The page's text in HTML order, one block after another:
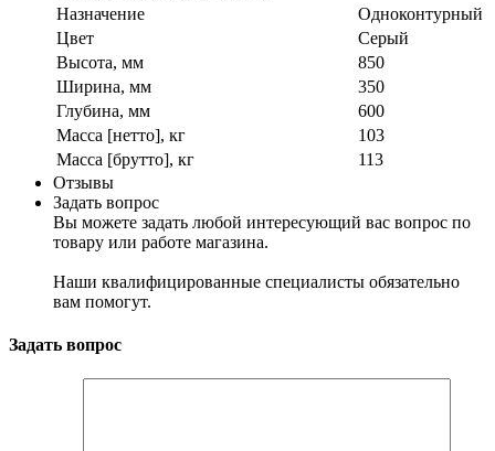
Назначение
Одноконтурный
Цвет
Серый
Высота, мм
850
Ширина, мм
350
Глубина, мм
600
Масса [нетто], кг
103
Масса [брутто], кг
113
Отзывы
Задать вопрос
Вы можете задать любой интересующий вас вопрос по
товару или работе магазина.
Наши квалифицированные специалисты обязательно
вам помогут.
Задать вопрос